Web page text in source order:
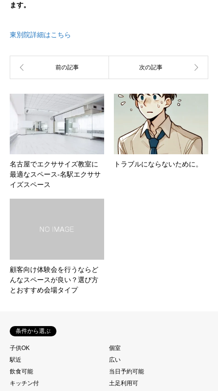
ます。
東別院詳細はこちら
名古屋でエクササイズ教室に
最適なスペース-名駅エクササ
イズスペース
トラブルにならないために。
顧客向け体験会を行うならど
んなスペースが良い？選び方
とおすすめ会場タイプ
条件から選ぶ
子供OK
個室
駅近
広い
飲食可能
当日予約可能
キッチン付
土足利用可